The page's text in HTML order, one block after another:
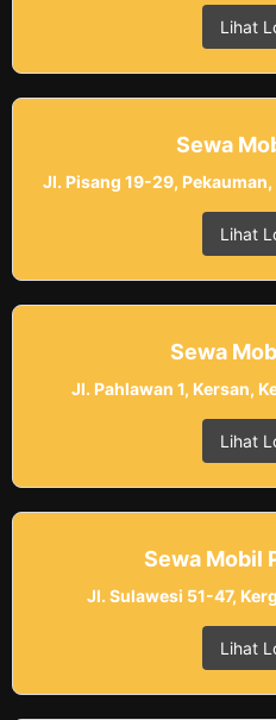
Lihat
Sewa
Jl. Pisang 19-29, Pekauman,
Lihat
Sewa
Jl. Pahlawan 1, Kersan,
Lihat
Sewa Mobil
Jl. Sulawesi 51-47,
Lihat